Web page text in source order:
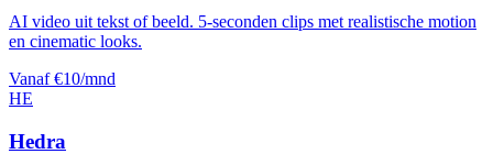
AI video uit tekst of beeld. 5-seconden clips met realistische motion
en cinematic looks.
Vanaf €10/mnd
HE
Hedra